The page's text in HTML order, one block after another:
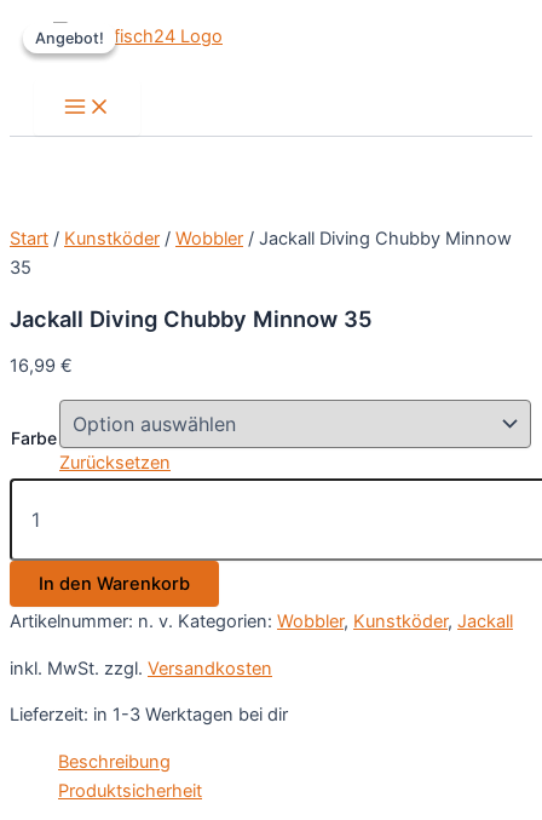
Inhalt
Main
Menu
Start / Kunstköder / Wobbler / Jackall Diving Chubby Minnow
35
Jackall Diving Chubby Minnow 35
16,99 €
Farbe
Zurücksetzen
Jackall
Diving
Minnow
Menge
In den Warenkorb
Artikelnummer: n. v. Kategorien: Wobbler, Kunstköder, Jackall
inkl. MwSt. zzgl. Versandkosten
Lieferzeit: in 1-3 Werktagen bei dir
Beschreibung
Produktsicherheit
Angebot!
Angebot!